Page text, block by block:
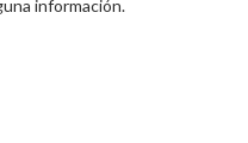
información.